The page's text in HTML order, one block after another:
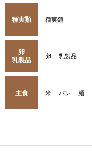
種実類 種実類
卵
乳製品
卵 乳製品
主食 米 パン 麺